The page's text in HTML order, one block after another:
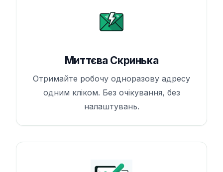
Миттєва Скринька
Отримайте робочу одноразову адресу
одним кліком. Без очікування, без
налаштувань.